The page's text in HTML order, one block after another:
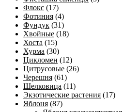
Флокс (17)
Фотиния (4)
Фундук (31)
Хвойные (18)
Хоста (15)
Хурма (30)
Цикломен (12)
Цитрусовые (26)
Черешня (61)
Шелковица (11)
Экзотические растения (17)
Яблоня (87)